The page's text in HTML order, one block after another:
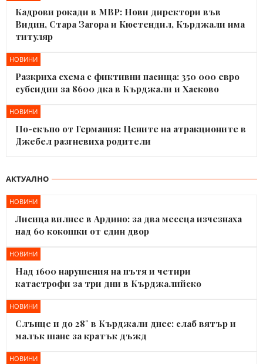
Кадрови рокади в МВР: Нови директори във
Видин, Стара Загора и Кюстендил, Кърджали има
титуляр
НОВИНИ
Разкриха схема с фиктивни пасища: 350 000 евро
субсидии за 8600 дка в Кърджали и Хасково
НОВИНИ
По-скъпо от Германия: Цените на атракционите в
Джебел разгневиха родители
АКТУАЛНО
НОВИНИ
Лисица вилнее в Ардино: за два месеца изчезнаха
над 60 кокошки от един двор
НОВИНИ
Над 1600 нарушения на пътя и четири
катастрофи за три дни в Кърджалийско
НОВИНИ
Слънце и до 28° в Кърджали днес: слаб вятър и
малък шанс за кратък дъжд
НОВИНИ